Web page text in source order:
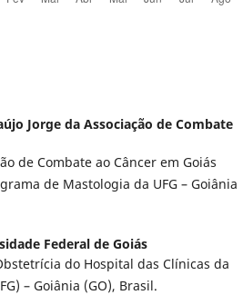
Jorge da Associação de Combate
de Combate ao Câncer em Goiás
de Mastologia da UFG – Goiânia
Federal de Goiás
do Hospital das Clínicas da
– Goiânia (GO), Brasil.